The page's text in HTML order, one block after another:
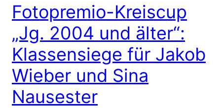
Fotopremio-Kreiscup
„Jg. 2004 und älter“:
Klassensiege für Jakob
Wieber und Sina
Nausester